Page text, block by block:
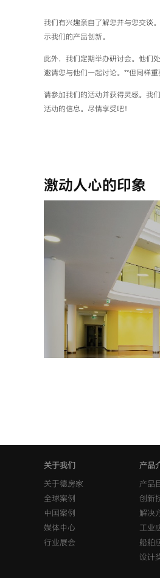
我们有兴趣亲自了解您并与您交谈
示我们的产品创新。
此外，我们定期举办研讨会。他们
邀请您与他们一起讨论。**但同样重
请参加我们的活动并获得灵感。我
活动的信息。尽情享受吧！
激动人心的印象
关于我们
关于德房家
全球案例
中国案例
媒体中心
行业展会
产品
产品
创新
解决
工业
船舶
设计